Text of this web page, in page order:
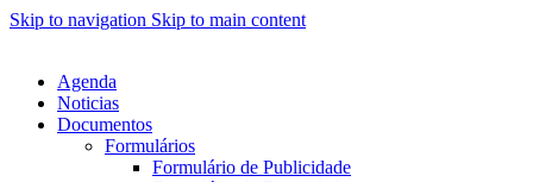
Skip to navigation Skip to main content
Agenda
Noticias
Documentos
Formulários
Formulário de Publicidade